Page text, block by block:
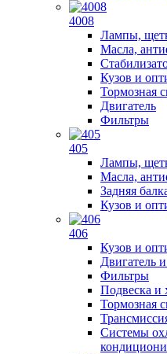
4008
Лампы,
Масла,
Кузов и
Тормозная
Двигатель
Фильтры
405
Лампы,
Масла,
Задняя
Кузов и
406
Кузов и
Двигатель
Фильтры
Подвеска и
Тормозная
Системы